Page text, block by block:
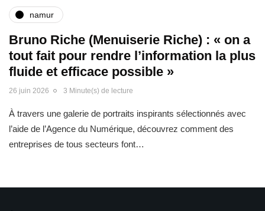
namur
Bruno Riche (Menuiserie Riche) : « on a
tout fait pour rendre l’information la plus
fluide et efficace possible »
26 juin 2026 3 Minute(s) de lecture
À travers une galerie de portraits inspirants sélectionnés avec
l’aide de l’Agence du Numérique, découvrez comment des
entreprises de tous secteurs font…